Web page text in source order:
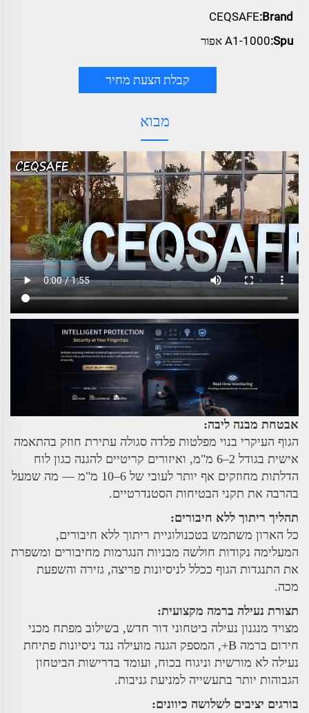
Brand:
CEQSAFE
Spu: A1-1000 אפור
קבלת הצעת מחיר
מבוא
אבטחת מבנה ליבה:
הגוף העיקרי בנוי מפלטות פלדה סגולה עתירת חוזק בהתאמה
אישית בגודל 2–6 מ"מ, ואיזורים קריטיים להגנה כגון לוח
הדלתות מחוזקים אף יותר לעובי של 6–10 מ"מ — מה שמעל
בהרבה את תקני הבטיחות הסטנדרטיים.
תהליך ריתוך ללא חיבורים:
כל הארון משתמש בטכנולוגיית ריתוך ללא חיבורים,
המעלימה נקודות חולשה מבניות הנגרמות מחיבורים ומשפרת
את התנגדות הגוף ככלל לניסיונות פריצה, גזירה והשפעת
מכה.
תצורת נעילה ברמה מקצועית:
מצויד מנגנון נעילה ביטחוני דור חדש, בשילוב מפתח מכני
חירום ברמה B+, המספק הגנה מועילה נגד ניסיונות פתיחת
נעילה לא מורשית וניגוח בכוח, ועומד בדרישות הביטחון
הגבוהות יותר בתעשייה למניעת גניבות.
בורגים יציבים לשלושה כיוונים: